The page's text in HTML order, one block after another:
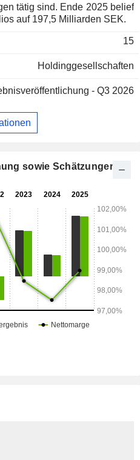
Ende 2025 belief
auf 197,5 Milliarden SEK.
15
Holdinggesellschaften
- Q3 2026
sowie Schätzungen